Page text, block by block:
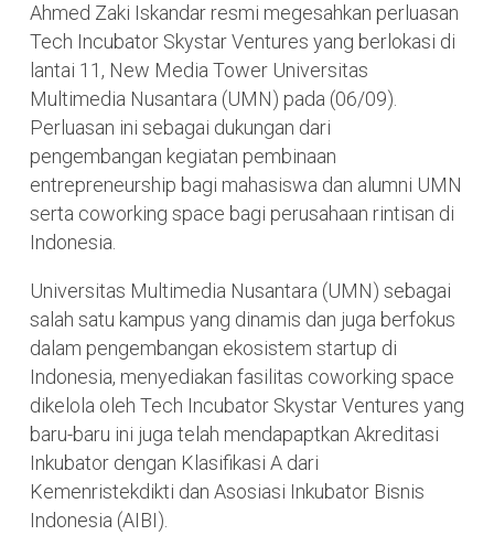
Ahmed Zaki Iskandar resmi megesahkan perluasan
Tech Incubator Skystar Ventures yang berlokasi di
lantai 11, New Media Tower Universitas
Multimedia Nusantara (UMN) pada (06/09).
Perluasan ini sebagai dukungan dari
pengembangan kegiatan pembinaan
entrepreneurship bagi mahasiswa dan alumni UMN
serta coworking space bagi perusahaan rintisan di
Indonesia.
Universitas Multimedia Nusantara (UMN) sebagai
salah satu kampus yang dinamis dan juga berfokus
dalam pengembangan ekosistem startup di
Indonesia, menyediakan fasilitas coworking space
dikelola oleh Tech Incubator Skystar Ventures yang
baru-baru ini juga telah mendapaptkan Akreditasi
Inkubator dengan Klasifikasi A dari
Kemenristekdikti dan Asosiasi Inkubator Bisnis
Indonesia (AIBI).